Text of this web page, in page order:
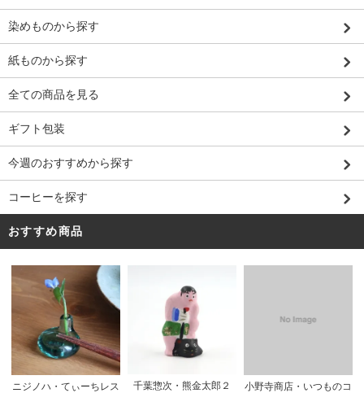
染めものから探す
紙ものから探す
全ての商品を見る
ギフト包装
今週のおすすめから探す
コーヒーを探す
おすすめ商品
ニジノハ・てぃーちレス
千葉惣次・熊金太郎２
小野寺商店・いつものコ